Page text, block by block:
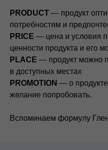
PRODUCT — продукт
потребностям и
PRICE — цена и условия
ценности продукта и его
PLACE — продукт можно
в доступных местах
PROMOTION — о продукте
желание попробовать.
Вспоминаем формулу